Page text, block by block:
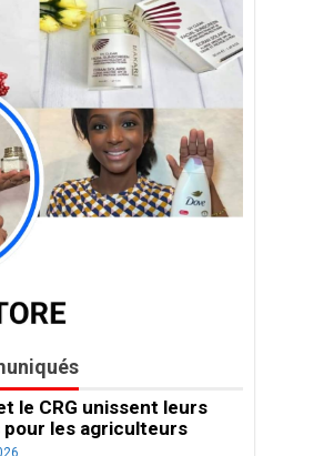
le CRG unissent leurs
les agriculteurs